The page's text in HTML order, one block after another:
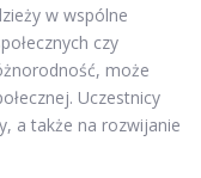
w wspólne
czy
może
Uczestnicy
a także na rozwijanie